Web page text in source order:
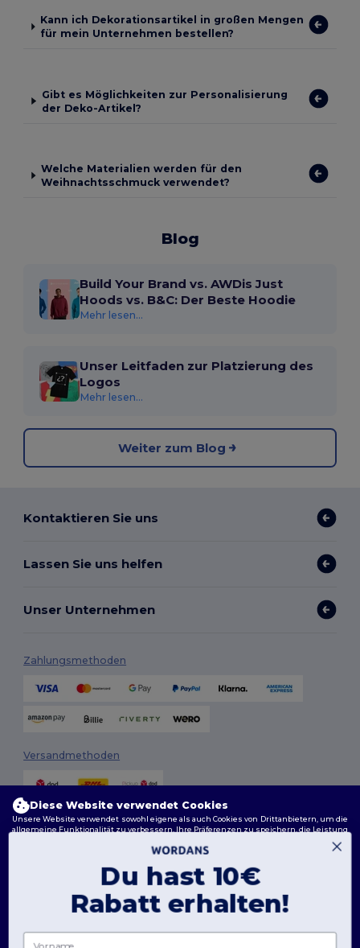
Kann ich Dekorationsartikel in großen Mengen
für mein Unternehmen bestellen?
Gibt es Möglichkeiten zur Personalisierung
der Deko-Artikel?
Welche Materialien werden für den
Weihnachtsschmuck verwendet?
Blog
Build Your Brand vs. AWDis Just
Hoods vs. B&C: Der Beste Hoodie
Mehr lesen...
Unser Leitfaden zur Platzierung des
Logos
Mehr lesen...
Weiter zum Blog
Kontaktieren Sie uns
Lassen Sie uns helfen
Unser Unternehmen
Zahlungsmethoden
Versandmethoden
2026. Alle Rechte vorbehalten
Diese Website verwendet Cookies
Unsere Website verwendet sowohl eigene als auch Cookies von Drittanbietern, um die
allgemeine Funktionalität zu verbessern, Ihre Präferenzen zu speichern, die Leistung
zu gewährleisten, einschließlich maßgeschneidertem Inhalt, optimierten
Sie können Ihre Cookie-Einstellungen jederzeit verwalten. Essenzielle Cookies, die für
das Funktionieren der Website erforderlich sind, können nicht deaktiviert werden, da
sie für den korrekten Betrieb der Website erforderlich sind. Sie können jedoch wählen,
ob Sie andere Arten von Cookies, wie diejenigen, die für Personalisierung, Analyse und
Weitere Informationen darüber, wie wir Cookies verwenden, wie Sie diese kontrollieren
Du hast 10€
Rabatt erhalten!
Vorname